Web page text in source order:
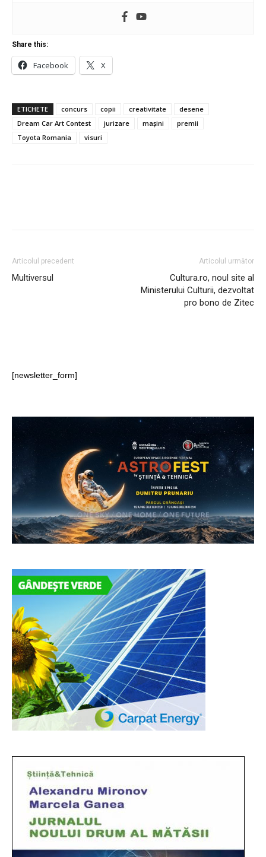
Share this:
Facebook X
ETICHETE concurs copii creativitate
desene
Dream Car Art Contest
jurizare mașini
premii
Toyota Romania
visuri
Articolul precedent
Multiversul
Articolul următor
Cultura.ro, noul site al
Ministerului Culturii, dezvoltat
pro bono de Zitec
[newsletter_form]